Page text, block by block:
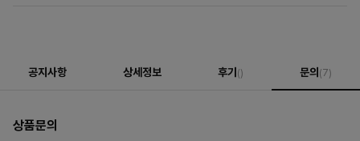
공지사항 상세정보 후기() 문의(7)
상품문의